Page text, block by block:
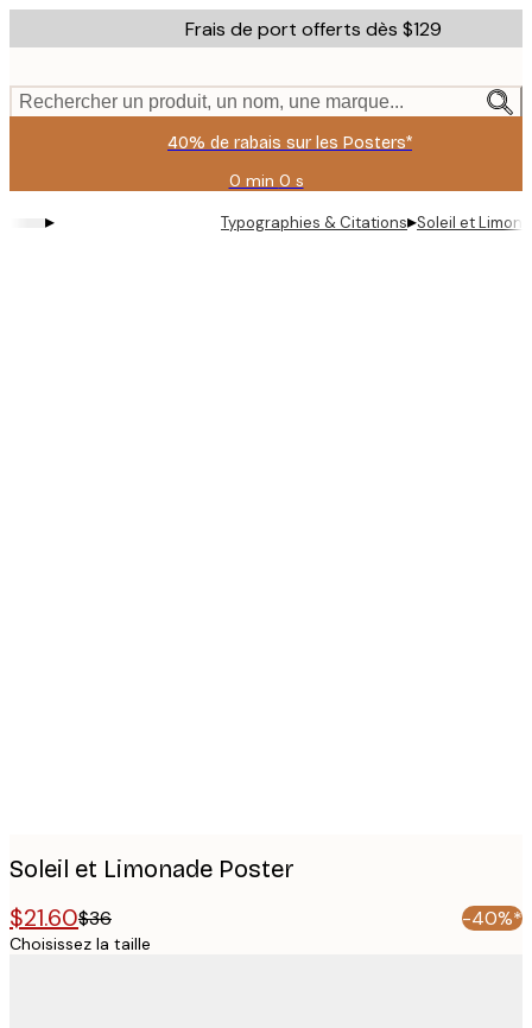
to
content.
Frais de port offerts dès $129
Rechercher un produit, un nom, une marque...
40% de rabais sur les Posters*
0 min 0 s
Valable
jusqu'au
:
▸ Typographies & Citations▸Soleil et
Soleil et Limonade Poster
$21.60$36 -40%*
Choisissez la taille